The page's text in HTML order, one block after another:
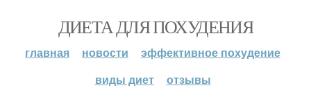
ДИЕТА ДЛЯ ПОХУДЕНИЯ
главная новости
эффективное похудение
виды диет
отзывы